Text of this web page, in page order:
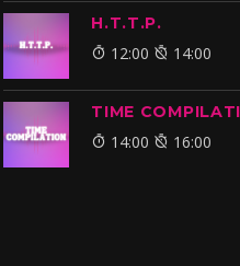
H.T.T.P.
12:00 14:00
TIME
14:00 16:00